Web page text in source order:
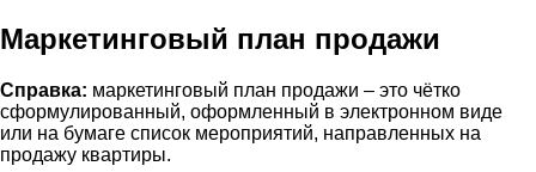
Маркетинговый план продажи
Справка: маркетинговый план продажи – это чётко
сформулированный, оформленный в электронном виде
или на бумаге список мероприятий, направленных на
продажу квартиры.